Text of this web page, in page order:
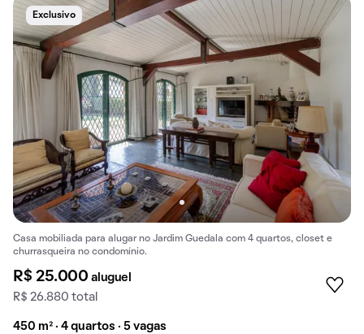
Exclusivo
Casa mobiliada para alugar no Jardim Guedala com 4 quartos, closet e
churrasqueira no condomínio.
R$ 25.000aluguel
R$ 26.880 total
450 m² · 4 quartos · 5 vagas